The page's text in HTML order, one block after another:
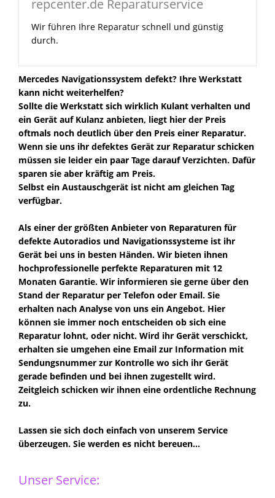
repcenter.de Reparaturservice
Wir führen Ihre Reparatur schnell und günstig
durch.
Mercedes Navigationssystem defekt? Ihre Werkstatt
kann nicht weiterhelfen?
Sollte die Werkstatt sich wirklich Kulant verhalten und
ein Gerät auf Kulanz anbieten, liegt hier der Preis
oftmals noch deutlich über den Preis einer Reparatur.
Wenn sie uns ihr defektes Gerät zur Reparatur schicken
müssen sie leider ein paar Tage darauf Verzichten. Dafür
sparen sie aber kräftig am Preis.
Selbst ein Austauschgerät ist nicht am gleichen Tag
verfügbar.
Als einer der größten Anbieter von Reparaturen für
defekte Autoradios und Navigationssysteme ist ihr
Gerät bei uns in besten Händen. Wir bieten ihnen
hochprofessionelle perfekte Reparaturen mit 12
Monaten Garantie. Wir informieren sie gerne über den
Stand der Reparatur per Telefon oder Email. Sie
erhalten nach Analyse von uns ein Angebot. Hier
können sie immer noch entscheiden ob sich eine
Reparatur lohnt, oder nicht. Wird ihr Gerät verschickt,
erhalten sie umgehen eine Email zur Information mit
Sendungsnummer zur Kontrolle wo sich ihr Gerät
gerade befinden und bei ihnen zugestellt wird.
Zeitgleich schicken wir ihnen eine ordentliche Rechnung
zu.
Lassen sie sich doch einfach von unserem Service
überzeugen. Sie werden es nicht bereuen...
Unser Service: